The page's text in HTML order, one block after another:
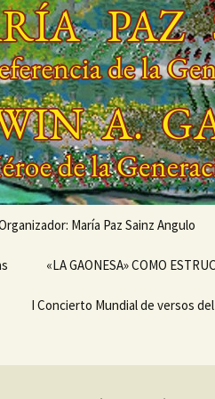
María Paz Sainz Angulo
a través de…
Escritura
«LA GAONESA» COMO
I Concierto Mundial de versos